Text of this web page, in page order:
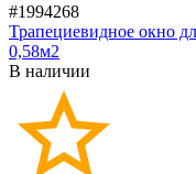
#1994268
Трапециевидное окно
0,58м2
В наличии